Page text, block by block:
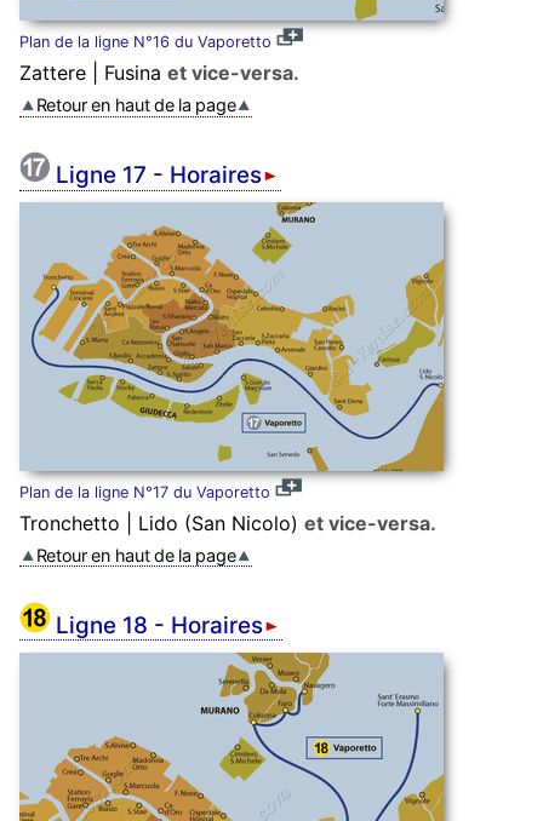
Plan de la ligne N°16 du Vaporetto
Zattere | Fusina et vice-versa.
Retour en haut de la page
Ligne 17 - Horaires
Plan de la ligne N°17 du Vaporetto
Tronchetto | Lido (San Nicolo) et vice-versa.
Retour en haut de la page
Ligne 18 - Horaires